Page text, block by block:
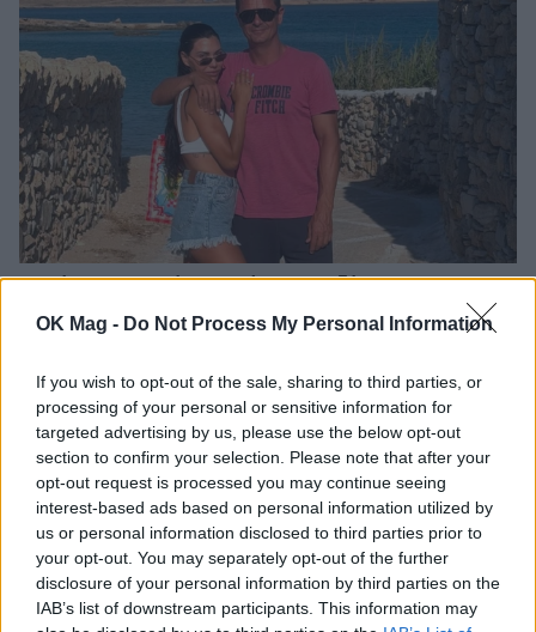
OK Mag - Do Not Process My Personal Information
If you wish to opt-out of the sale, sharing to third parties, or
processing of your personal or sensitive information for
targeted advertising by us, please use the below opt-out
section to confirm your selection. Please note that after your
opt-out request is processed you may continue seeing
interest-based ads based on personal information utilized by
us or personal information disclosed to third parties prior to
your opt-out. You may separately opt-out of the further
disclosure of your personal information by third parties on the
IAB’s list of downstream participants. This information may
Αντώνης και Ιωάννα Σρόιτερ: Ποζάρουν
αγκαλιασμένοι στις Κυκλάδες – Το χιουμοριστικό
σχόλιο για τη σχέση τους